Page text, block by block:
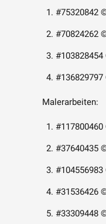
#75320842
#70824262
Malerarbeiten:
#37640435
#31536426
#33309448